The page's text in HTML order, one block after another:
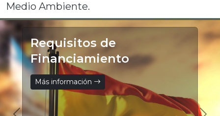
Medio Ambiente.
Requisitos de
Financiamiento
Más información